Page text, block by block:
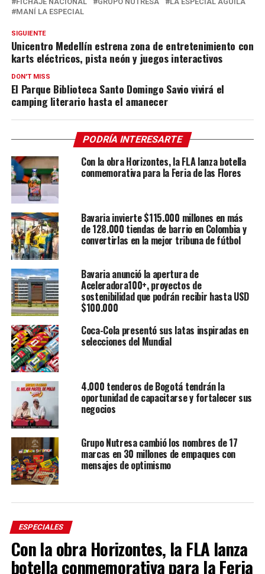
MANÍ LA ESPECIAL
SIGUIENTE
Unicentro Medellín estrena zona de entretenimiento con
karts eléctricos, pista neón y juegos interactivos
DON'T MISS
El Parque Biblioteca Santo Domingo Savio vivirá el
camping literario hasta el amanecer
PODRÍA INTERESARTE
Con la obra Horizontes, la FLA lanza botella
conmemorativa para la Feria de las Flores
Bavaria invierte $115.000 millones en más
de 128.000 tiendas de barrio en Colombia y
convertirlas en la mejor tribuna de fútbol
Bavaria anunció la apertura de
Aceleradora100+, proyectos de
sostenibilidad que podrán recibir hasta USD
$100.000
Coca-Cola presentó sus latas inspiradas en
selecciones del Mundial
4.000 tenderos de Bogotá tendrán la
oportunidad de capacitarse y fortalecer sus
negocios
Grupo Nutresa cambió los nombres de 17
marcas en 30 millones de empaques con
mensajes de optimismo
ESPECIALES
Con la obra Horizontes, la FLA lanza
botella conmemorativa para la Feria